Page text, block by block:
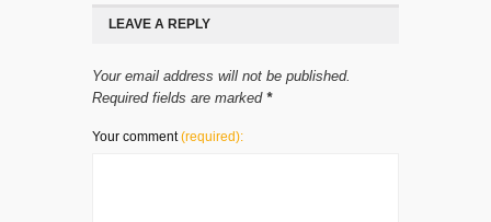
LEAVE A REPLY
Your email address will not be published.
Required fields are marked *
Your comment(required):